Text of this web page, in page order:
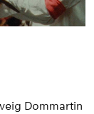
Dommartin